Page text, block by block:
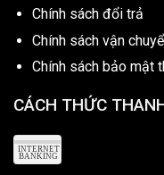
Chính sách đổi trả
Chính sách vận
Chính sách bảo mật
CÁCH THỨC